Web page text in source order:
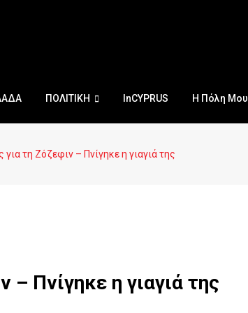
ΠΟΛΙΤΙΚΗ InCYPRUS Η Πόλη Μου
για τη Ζόζεφιν – Πνίγηκε η γιαγιά της
– Πνίγηκε η γιαγιά της